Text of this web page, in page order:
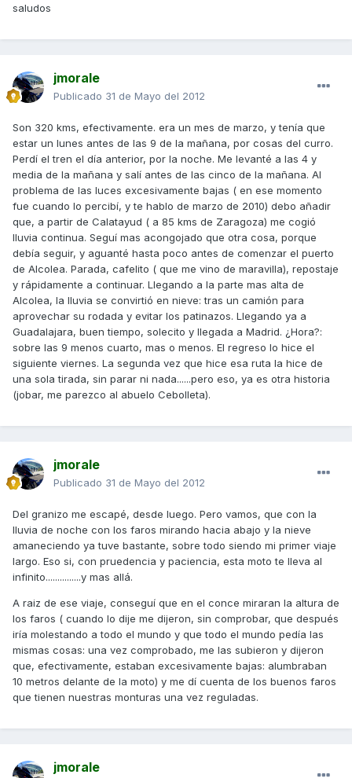
saludos
jmorale
Publicado 31 de Mayo del 2012
Son 320 kms, efectivamente. era un mes de marzo, y tenía que
estar un lunes antes de las 9 de la mañana, por cosas del curro.
Perdí el tren el día anterior, por la noche. Me levanté a las 4 y
media de la mañana y salí antes de las cinco de la mañana. Al
problema de las luces excesivamente bajas ( en ese momento
fue cuando lo percibí, y te hablo de marzo de 2010) debo añadir
que, a partir de Calatayud ( a 85 kms de Zaragoza) me cogió
lluvia continua. Seguí mas acongojado que otra cosa, porque
debía seguir, y aguanté hasta poco antes de comenzar el puerto
de Alcolea. Parada, cafelito ( que me vino de maravilla), repostaje
y rápidamente a continuar. Llegando a la parte mas alta de
Alcolea, la lluvia se convirtió en nieve: tras un camión para
aprovechar su rodada y evitar los patinazos. Llegando ya a
Guadalajara, buen tiempo, solecito y llegada a Madrid. ¿Hora?:
sobre las 9 menos cuarto, mas o menos. El regreso lo hice el
siguiente viernes. La segunda vez que hice esa ruta la hice de
una sola tirada, sin parar ni nada......pero eso, ya es otra historia
(jobar, me parezco al abuelo Cebolleta).
jmorale
Publicado 31 de Mayo del 2012
Del granizo me escapé, desde luego. Pero vamos, que con la
lluvia de noche con los faros mirando hacia abajo y la nieve
amaneciendo ya tuve bastante, sobre todo siendo mi primer viaje
largo. Eso si, con pruedencia y paciencia, esta moto te lleva al
infinito...............y mas allá.
A raiz de ese viaje, conseguí que en el conce miraran la altura de
los faros ( cuando lo dije me dijeron, sin comprobar, que después
iría molestando a todo el mundo y que todo el mundo pedía las
mismas cosas: una vez comprobado, me las subieron y dijeron
que, efectivamente, estaban excesivamente bajas: alumbraban
10 metros delante de la moto) y me dí cuenta de los buenos faros
que tienen nuestras monturas una vez reguladas.
jmorale